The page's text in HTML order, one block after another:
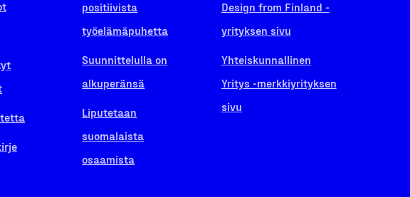
positiivista
työelämäpuhetta
Suunnittelulla on
alkuperänsä
Liputetaan
suomalaista
osaamista
Design from Finland -
yrityksen sivu
Yhteiskunnallinen
Yritys -merkkiyrityksen
sivu